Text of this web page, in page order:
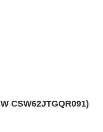
CSW62JTGQR091)